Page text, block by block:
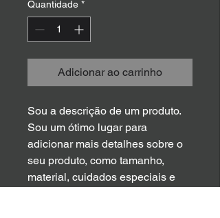
Quantidade *
Adicionar ao carrinho
Sou a descrição de um produto.
Sou um ótimo lugar para
adicionar mais detalhes sobre o
seu produto, como tamanho,
material, cuidados especiais e